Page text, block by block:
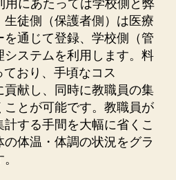
⽤にあたっては学校側と弊
徒側（保護者側）は医療
通じて登録、学校側（管
ステムを利⽤します。料
おり、⼿頃なコス
貢献し、同時に教職員の集
とが可能です。教職員が
する⼿間を⼤幅に省くこ
体温・体調の状況をグラ